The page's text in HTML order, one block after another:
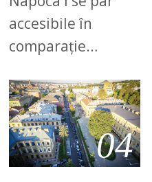
accesibile în
comparație…
04